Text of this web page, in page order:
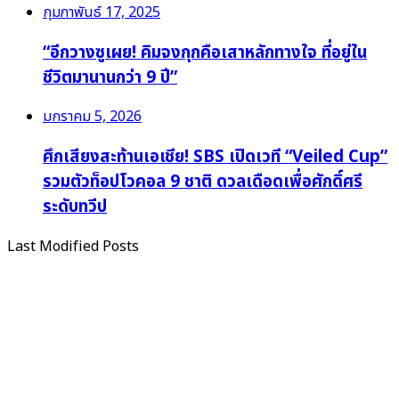
กุมภาพันธ์ 17, 2025
“อีกวางซูเผย! คิมจงกุกคือเสาหลักทางใจ ที่อยู่ใน
ชีวิตมานานกว่า 9 ปี”
มกราคม 5, 2026
ศึกเสียงสะท้านเอเชีย! SBS เปิดเวที “Veiled Cup”
รวมตัวท็อปโวคอล 9 ชาติ ดวลเดือดเพื่อศักดิ์ศรี
ระดับทวีป
Last Modified Posts